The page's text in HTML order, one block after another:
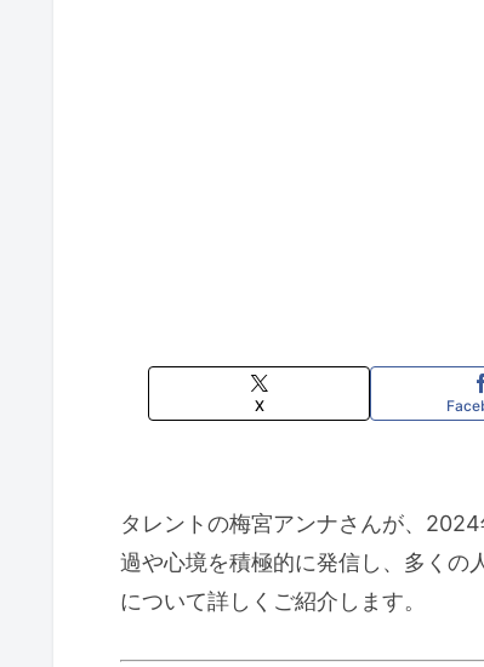
X
タレントの梅宮アンナさんが、
過や心境を積極的に発信し、多くの
について詳しくご紹介します。